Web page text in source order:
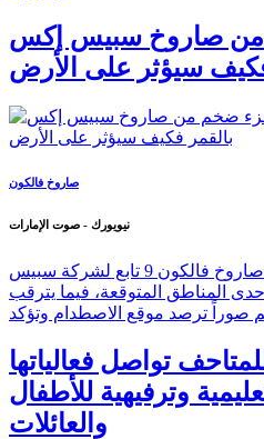
من صاروخ سبيس إكس
فكيف سيؤثر على الأرض
صاروخ فالكون
نيويورك - صوت الإمارات
يُعتقد أن جزءاً ضخماً تائهاً من صاروخ فالكون 9 تابع لشركة سبيس
المناطق المتوقعة، فيما يترقب
صوراً ترصد موقع الاصطدام وتؤكد
تواصل فعالياتها
وترفيهية للأطفال
والعائلات